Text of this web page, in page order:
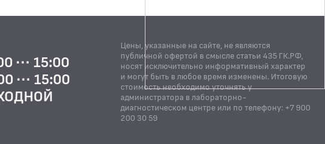
··· 15:00
··· 15:00
Цены, указанные на сайте, не являются
публичной офертой в смысле статьи 435 ГК.РФ,
носят исключительно информативный характер
и могут быть в любое время изменены. Итоговую
стоимость необходимо уточнять у
администратора в лабораторно-
диагностическом центре или по телефону: +7 900
200 30 59